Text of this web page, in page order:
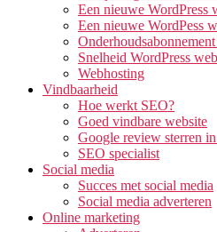
Een nieuwe WordPress
Een nieuwe WordPess
Snelheid WordPress
Webhosting
Vindbaarheid
Hoe werkt SEO?
Goed vindbare website
Google review sterren
SEO specialist
Social media
Succes met social media
Social media adverteren
Online marketing